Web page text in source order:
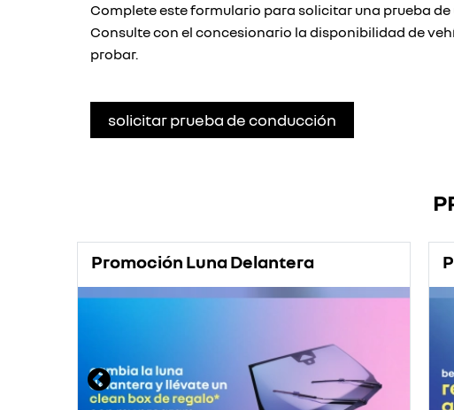
Complete este formulario para solicitar una prueba de
Consulte con el concesionario la disponibilidad de
probar.
solicitar prueba de conducción
Promoción Luna Delantera